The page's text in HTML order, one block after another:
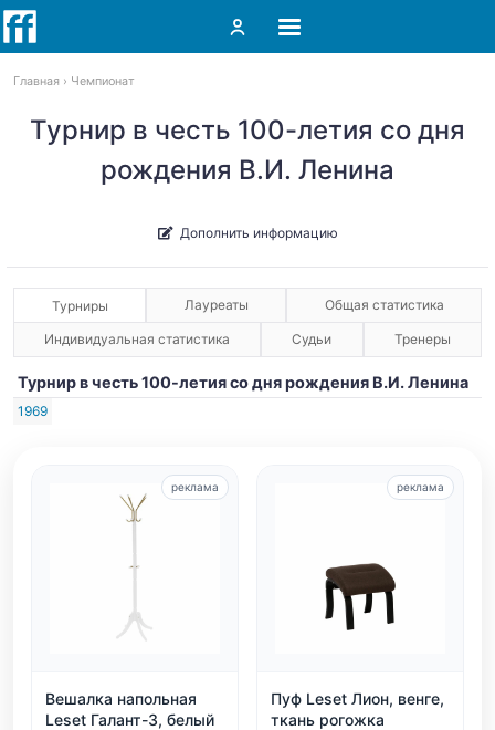
Главная Чемпионат
Турнир в честь 100-летия со дня
рождения В.И. Ленина
Дополнить информацию
Турниры Лауреаты Общая статистика
Индивидуальная статистика Судьи Тренеры
Турнир в честь 100-летия со дня рождения В.И. Ленина
1969
Вешалка напольная
Leset Галант-3, белый
реклама
Пуф Leset Лион, венге,
ткань рогожка
реклама